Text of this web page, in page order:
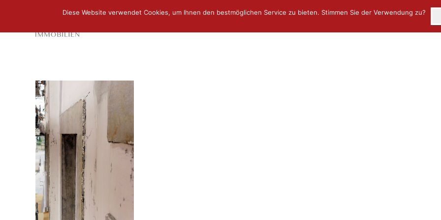
Diese Website verwendet Cookies, um Ihnen den bestmöglichen Service zu bieten. Stimmen Sie der Verwendung zu?